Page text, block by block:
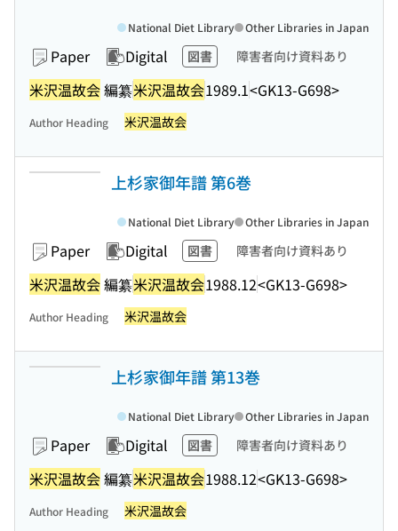
Paper Digital 図書 障害者向け資料あり
米沢温故会編纂米沢温故会1989.1<GK13-G698>
National Diet Library Other Libraries in Japan
Author Heading 米沢温故会
上杉家御年譜 第6巻
Paper Digital 図書 障害者向け資料あり
米沢温故会編纂米沢温故会1988.12<GK13-G698>
National Diet Library Other Libraries in Japan
Author Heading 米沢温故会
上杉家御年譜 第13巻
Paper Digital 図書 障害者向け資料あり
米沢温故会編纂米沢温故会1988.12<GK13-G698>
National Diet Library Other Libraries in Japan
Author Heading 米沢温故会